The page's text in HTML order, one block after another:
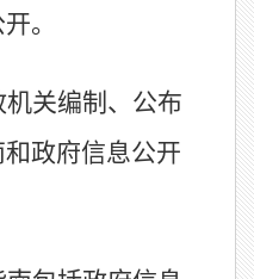
。
关编制、公布
政府信息公开